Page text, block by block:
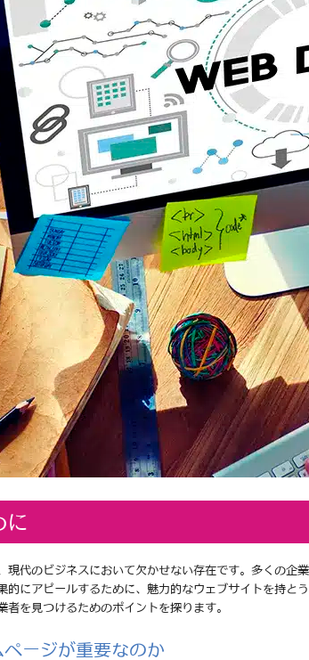
に
現代のビジネスにおいて欠かせない存在です。多くの企
的にアピールするために、魅力的なウェブサイトを持と
者を見つけるためのポイントを探ります。
ページが重要なのか